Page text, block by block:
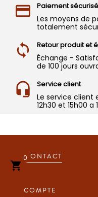
Paiement
Les moyens de
totalement
Retour produit et
Échange -
de 100 jours
Service client
Le service client
12h30 et 15h00
CONTACT
COMPTE

0